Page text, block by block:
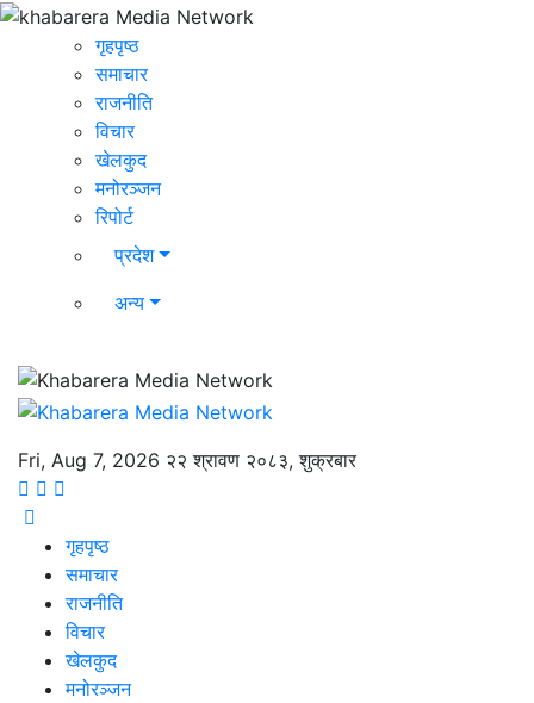
गृहपृष्ठ
समाचार
राजनीति
विचार
खेलकुद
मनोरञ्जन
रिपोर्ट
प्रदेश
अन्य
Fri, Aug 7, 2026 २२ श्रावण २०८३, शुक्रबार
गृहपृष्ठ
समाचार
राजनीति
विचार
खेलकुद
मनोरञ्जन